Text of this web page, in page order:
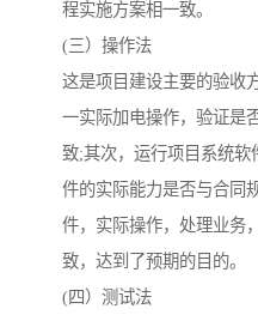
程实施方案相一致。
(三）操作法
这是项目建设主要的验收
一实际加电操作，验证是
致;其次，运行项目系统
件的实际能力是否与合同
件，实际操作，处理业务
致，达到了预期的目的。
(四）测试法